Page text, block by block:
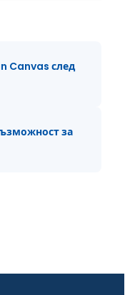
Canvas след
за